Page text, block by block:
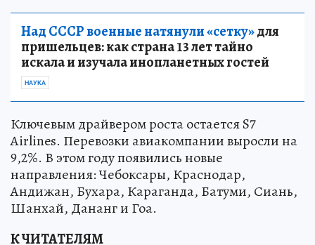
Над СССР военные натянули «сетку»для
пришельцев: как страна 13 лет тайно
искала и изучала инопланетных гостей
НАУКА
Ключевым драйвером роста остается S7
Airlines. Перевозки авиакомпании выросли на
9,2%. В этом году появились новые
направления: Чебоксары, Краснодар,
Андижан, Бухара, Караганда, Батуми, Сиань,
Шанхай, Дананг и Гоа.
К ЧИТАТЕЛЯМ